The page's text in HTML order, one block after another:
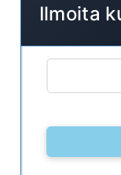
Ilmoita